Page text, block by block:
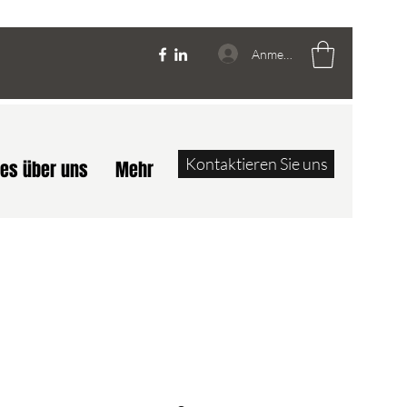
Anmelden
über uns Mehr Kontaktieren Sie uns